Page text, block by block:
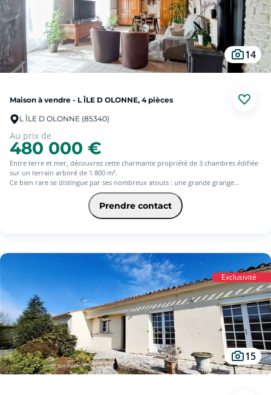
14
Maison à vendre - L ÎLE D OLONNE, 4 pièces
L ÎLE D OLONNE (85340)
Au prix de
480 000 €
Entre terre et mer, découvrez cette charmante propriété de 3 chambres édifiée
sur un terrain arboré de 1 800 m².
Ce bien rare se distingue par ses nombreux atouts : une grande grange
modulable offrant un fort potentiel d'aménagement, un espace piscine hors sol
et un studio indépendant, parfaits pour concrétiser toutes vos envies. Sa
situation géographique, à la croisée des marais et de l'océan et desservie par les
sentiers côtiers, vous garantit un cadre de vie paisible et privilégié.
Prendre contact
Exclusivité
15